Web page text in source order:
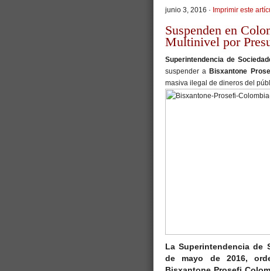
junio 3, 2016 · Imprimir este
Suspenden en
Multinivel por
Superintendencia de
suspender a Bisxantone
masiva ilegal de dineros del
La Superintendencia de
de mayo de 2016,